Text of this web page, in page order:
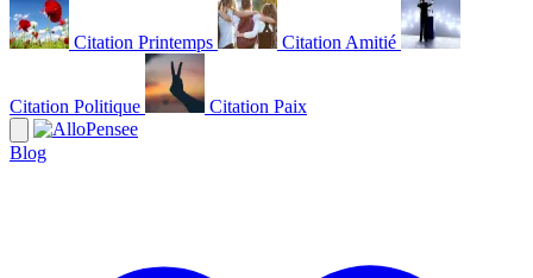
Citation Printemps Citation Amitié
Citation Politique Citation Paix
Blog